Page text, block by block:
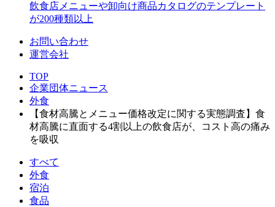
飲食店メニューや卸向け商品カタログのテンプレート
が200種類以上
お問い合わせ
運営会社
TOP
企業団体ニュース
外食
【食材高騰とメニュー価格改定に関する実態調査】食
材高騰に直面する4割以上の飲食店が、コスト高の痛み
を吸収
すべて
外食
宿泊
食品